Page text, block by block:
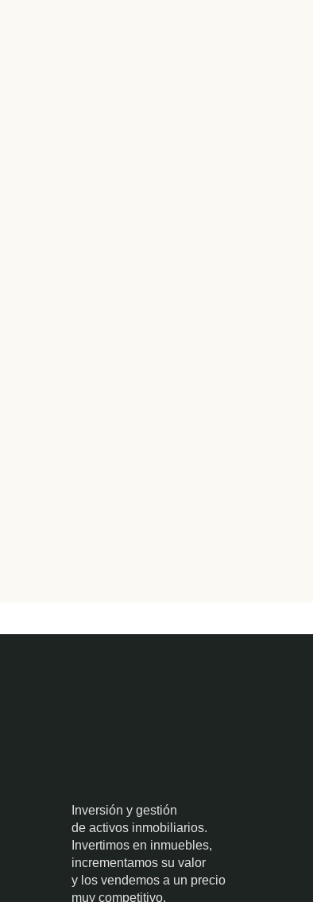
Inversión y gestión
de activos inmobiliarios.
Invertimos en inmuebles,
incrementamos su valor
y los vendemos a un precio
muy competitivo.